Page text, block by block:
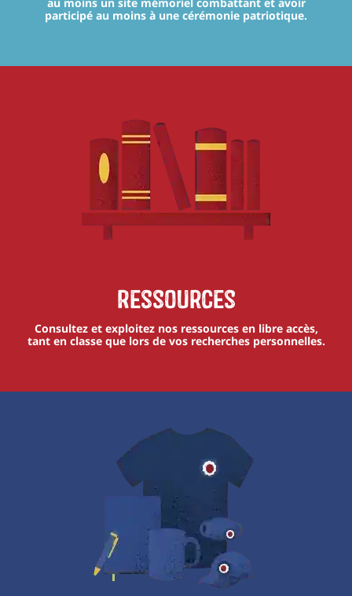
participé au moins à une cérémonie patriotique.
Ressources
Consultez et exploitez nos ressources en libre accès,
tant en classe que lors de vos recherches personnelles.